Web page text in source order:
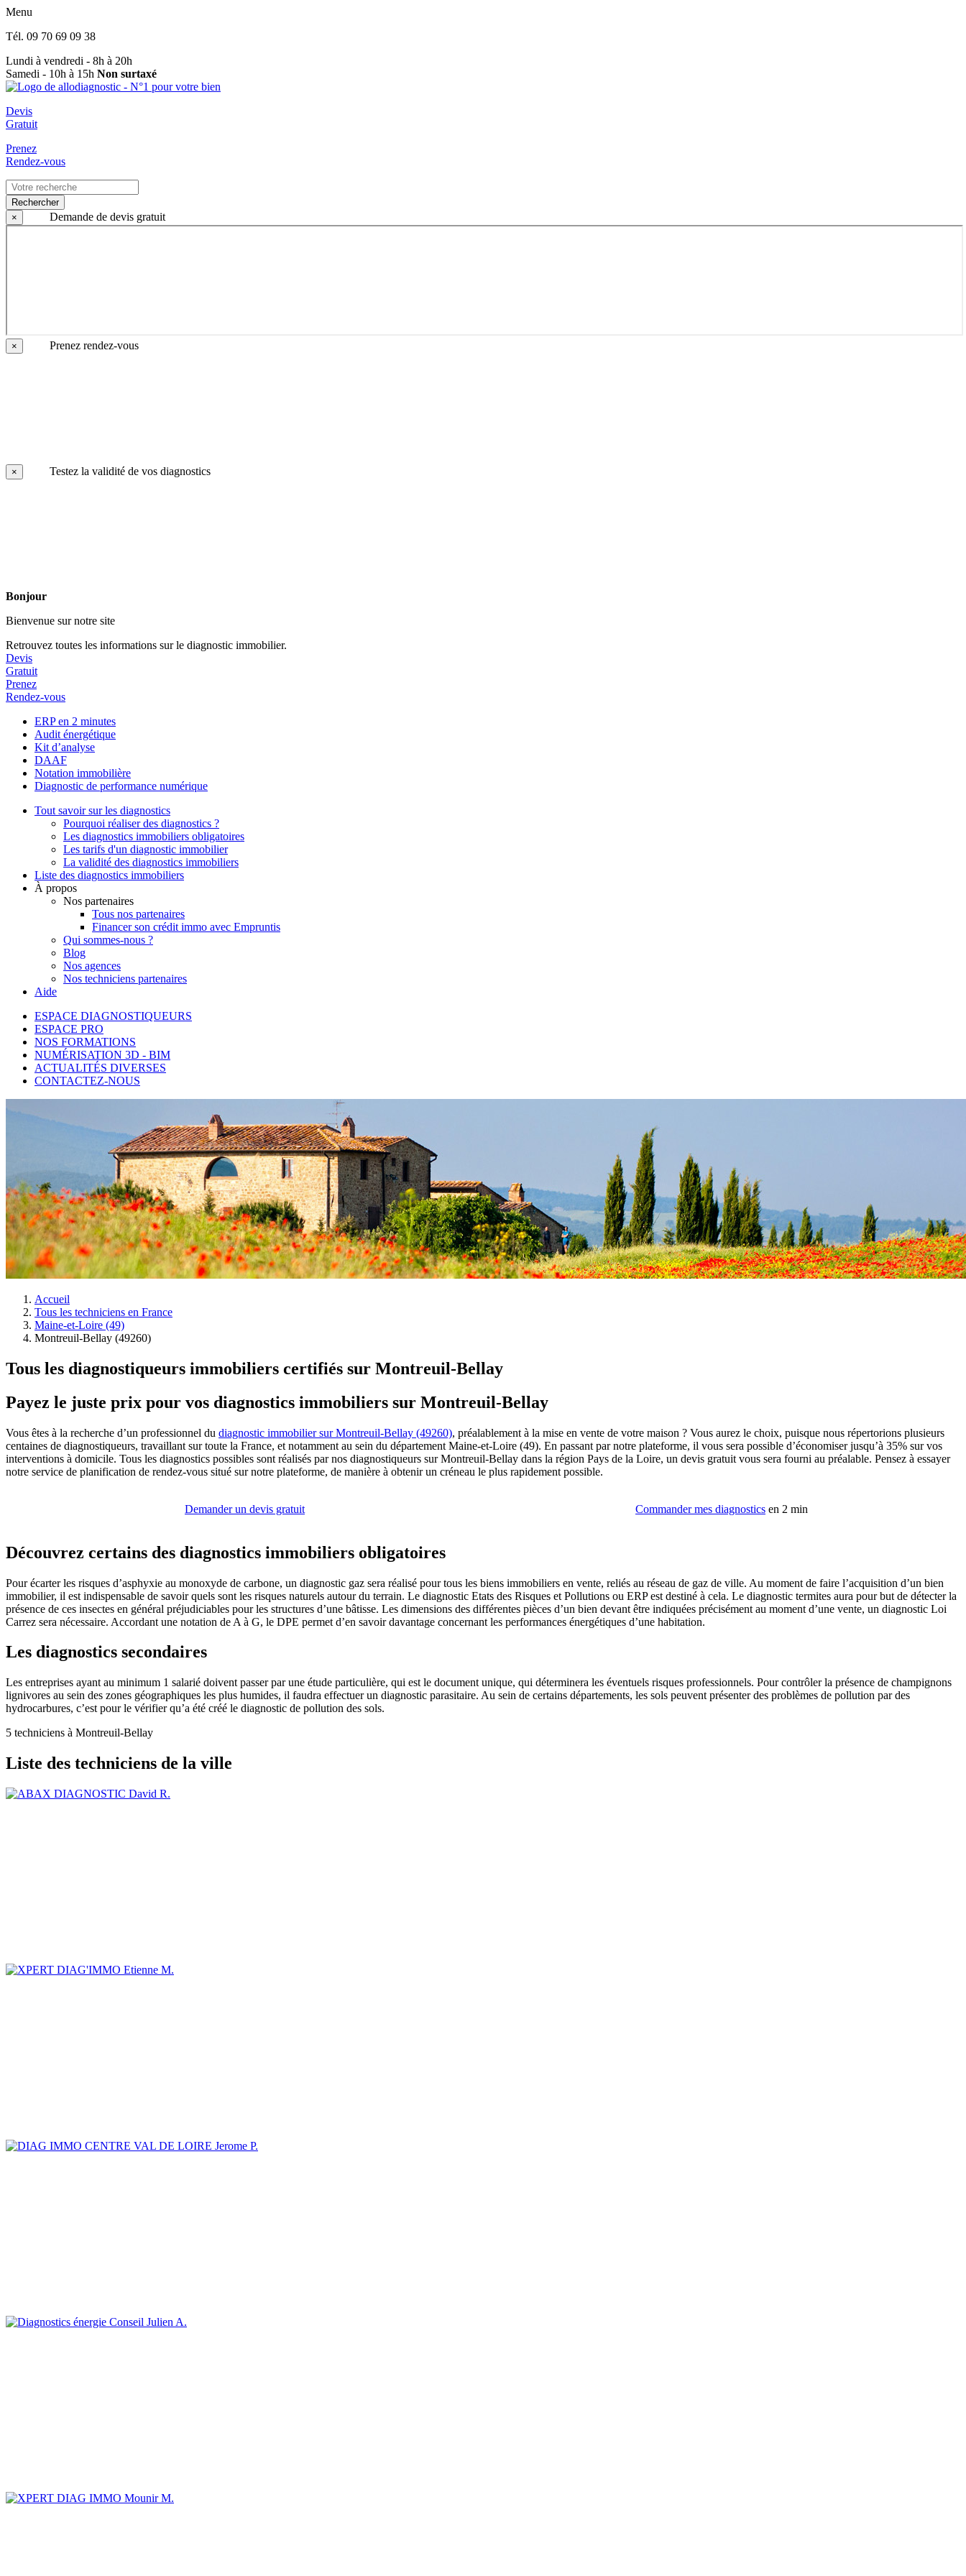
Menu
Tél. 09 70 69 09 38
Lundi à vendredi - 8h à 20h
Samedi - 10h à 15h Non surtaxé
Devis
Gratuit
Prenez
Rendez-vous
Rechercher
×
Demande de devis gratuit
× Prenez rendez-vous
× Testez la validité de vos diagnostics
Bonjour
Bienvenue sur notre site
Retrouvez toutes les informations sur le diagnostic immobilier.
Devis
Gratuit
Prenez
Rendez-vous
ERP en 2 minutes
Audit énergétique
Kit d’analyse
DAAF
Notation immobilière
Diagnostic de performance numérique
Tout savoir sur les diagnostics
Pourquoi réaliser des diagnostics ?
Les diagnostics immobiliers obligatoires
Les tarifs d'un diagnostic immobilier
La validité des diagnostics immobiliers
Liste des diagnostics immobiliers
À propos
Nos partenaires
Tous nos partenaires
Financer son crédit immo avec Empruntis
Qui sommes-nous ?
Blog
Nos agences
Nos techniciens partenaires
Aide
ESPACE DIAGNOSTIQUEURS
ESPACE PRO
NOS FORMATIONS
NUMÉRISATION 3D - BIM
ACTUALITÉS DIVERSES
CONTACTEZ-NOUS
Accueil
Tous les techniciens en France
Maine-et-Loire (49)
Montreuil-Bellay (49260)
Tous les diagnostiqueurs immobiliers certifiés sur Montreuil-Bellay
Payez le juste prix pour vos diagnostics immobiliers sur Montreuil-Bellay
Vous êtes à la recherche d’un professionnel du diagnostic immobilier sur Montreuil-Bellay (49260), préalablement à la mise en vente de votre maison ? Vous aurez le choix, puisque nous répertorions plusieurs
centaines de diagnostiqueurs, travaillant sur toute la France, et notamment au sein du département Maine-et-Loire (49). En passant par notre plateforme, il vous sera possible d’économiser jusqu’à 35% sur vos
interventions à domicile. Tous les diagnostics possibles sont réalisés par nos diagnostiqueurs sur Montreuil-Bellay dans la région Pays de la Loire, un devis gratuit vous sera fourni au préalable. Pensez à essayer
notre service de planification de rendez-vous situé sur notre plateforme, de manière à obtenir un créneau le plus rapidement possible.
Demander un devis gratuit Commander mes diagnostics en 2 min
Découvrez certains des diagnostics immobiliers obligatoires
Pour écarter les risques d’asphyxie au monoxyde de carbone, un diagnostic gaz sera réalisé pour tous les biens immobiliers en vente, reliés au réseau de gaz de ville. Au moment de faire l’acquisition d’un bien
immobilier, il est indispensable de savoir quels sont les risques naturels autour du terrain. Le diagnostic Etats des Risques et Pollutions ou ERP est destiné à cela. Le diagnostic termites aura pour but de détecter la
présence de ces insectes en général préjudiciables pour les structures d’une bâtisse. Les dimensions des différentes pièces d’un bien devant être indiquées précisément au moment d’une vente, un diagnostic Loi
Carrez sera nécessaire. Accordant une notation de A à G, le DPE permet d’en savoir davantage concernant les performances énergétiques d’une habitation.
Les diagnostics secondaires
Les entreprises ayant au minimum 1 salarié doivent passer par une étude particulière, qui est le document unique, qui déterminera les éventuels risques professionnels. Pour contrôler la présence de champignons
lignivores au sein des zones géographiques les plus humides, il faudra effectuer un diagnostic parasitaire. Au sein de certains départements, les sols peuvent présenter des problèmes de pollution par des
hydrocarbures, c’est pour le vérifier qu’a été créé le diagnostic de pollution des sols.
5 techniciens à Montreuil-Bellay
Liste des techniciens de la ville
David R.
Etienne M.
Jerome P.
Julien A.
Mounir M.